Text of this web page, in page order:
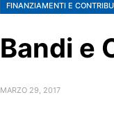
FINANZIAMENTI E
Bandi e
MARZO 29, 2017